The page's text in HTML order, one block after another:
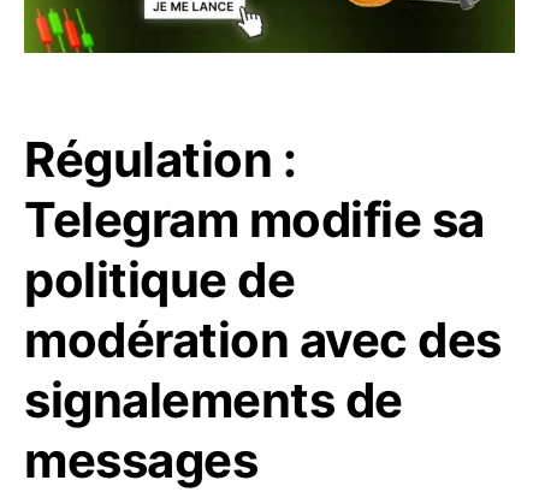
Régulation :
Telegram modifie sa
politique de
modération avec des
signalements de
messages